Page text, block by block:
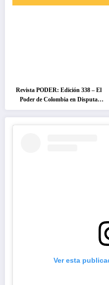
Revista PODER: Edición 338 – El
Poder de Colombia en Disputa
2026
Ver esta